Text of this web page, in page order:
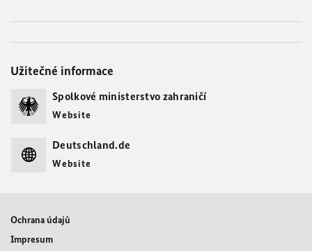
Užitečné informace
Spolkové ministerstvo zahraničí
Website
Deutschland.de
Website
Ochrana údajů
Impresum